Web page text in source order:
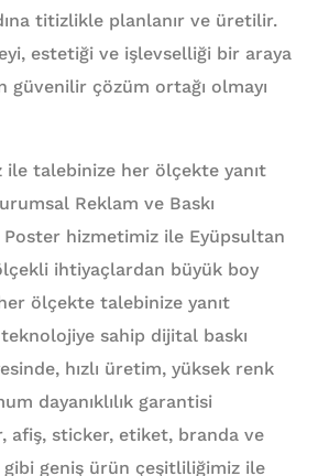
titizlikle planlanır ve üretilir.
estetiği ve işlevselliği bir araya
güvenilir çözüm ortağı olmayı
ile talebinize her ölçekte yanıt
Reklam ve Baskı
hizmetimiz ile Eyüpsultan
ihtiyaçlardan büyük boy
ölçekte talebinize yanıt
sahip dijital baskı
hızlı üretim, yüksek renk
dayanıklılık garantisi
afiş, sticker, etiket, branda ve
gibi geniş ürün çeşitliliğimiz ile